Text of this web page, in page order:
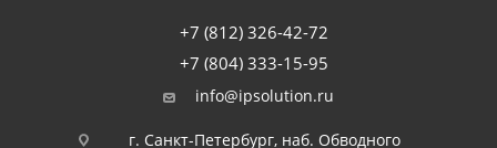
+7 (812) 326-42-72
+7 (804) 333-15-95
info@ipsolution.ru
г. Санкт-Петербург, наб. Обводного